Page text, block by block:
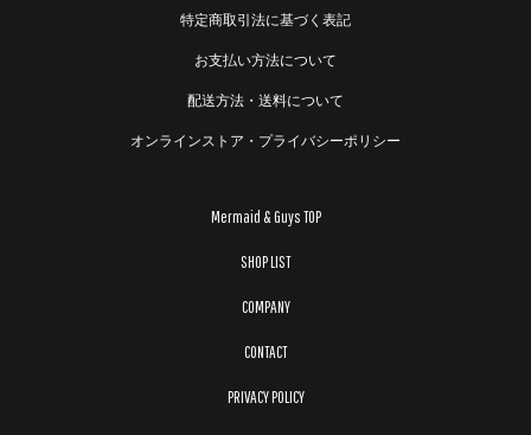
特定商取引法に基づく表記
お支払い方法について
配送方法・送料について
オンラインストア・プライバシーポリシー
Mermaid & Guys TOP
SHOP LIST
COMPANY
CONTACT
PRIVACY POLICY